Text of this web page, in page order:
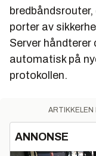
porter av
Server håndterer
automatisk på
protokollen.
ANNONSE